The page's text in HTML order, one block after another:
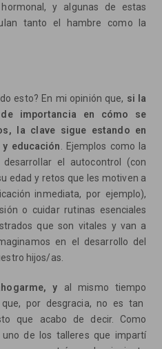
y algunas de estas
tanto el hambre como la
esto? En mi opinión que, si la
importancia en cómo se
la clave sigue estando en
educación . Ejemplos como la
el autocontrol (con
edad y retos que les motiven a
inmediata, por ejemplo),
o cuidar rutinas esenciales
que son vitales y van a
en el desarrollo del
hijos/as.
y al mismo tiempo
por desgracia, no es tan
que acabo de decir. Como
de los talleres que impartí